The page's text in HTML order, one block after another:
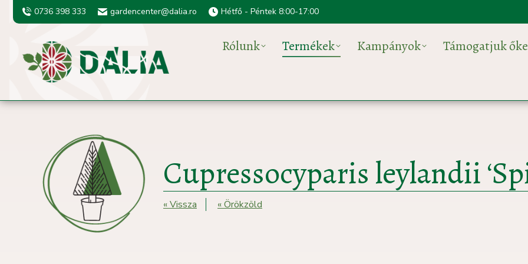
0736 398 333 gardencenter@dalia.ro Hétfő - Péntek 8:00-17:00
Rólunk Termékek Kampányok Támogatjuk
Cupressocyparis leylandii
« Vissza « Örökzöld